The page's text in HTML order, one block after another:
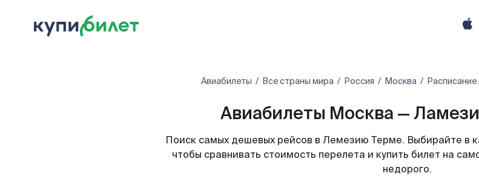
Авиабилеты Все страны мира Россия Москва
Авиабилеты Москва —
Поиск самых дешевых рейсов в Лемезию Терме. Выбирайте в
чтобы сравнивать стоимость перелета и купить билет на
недорого.